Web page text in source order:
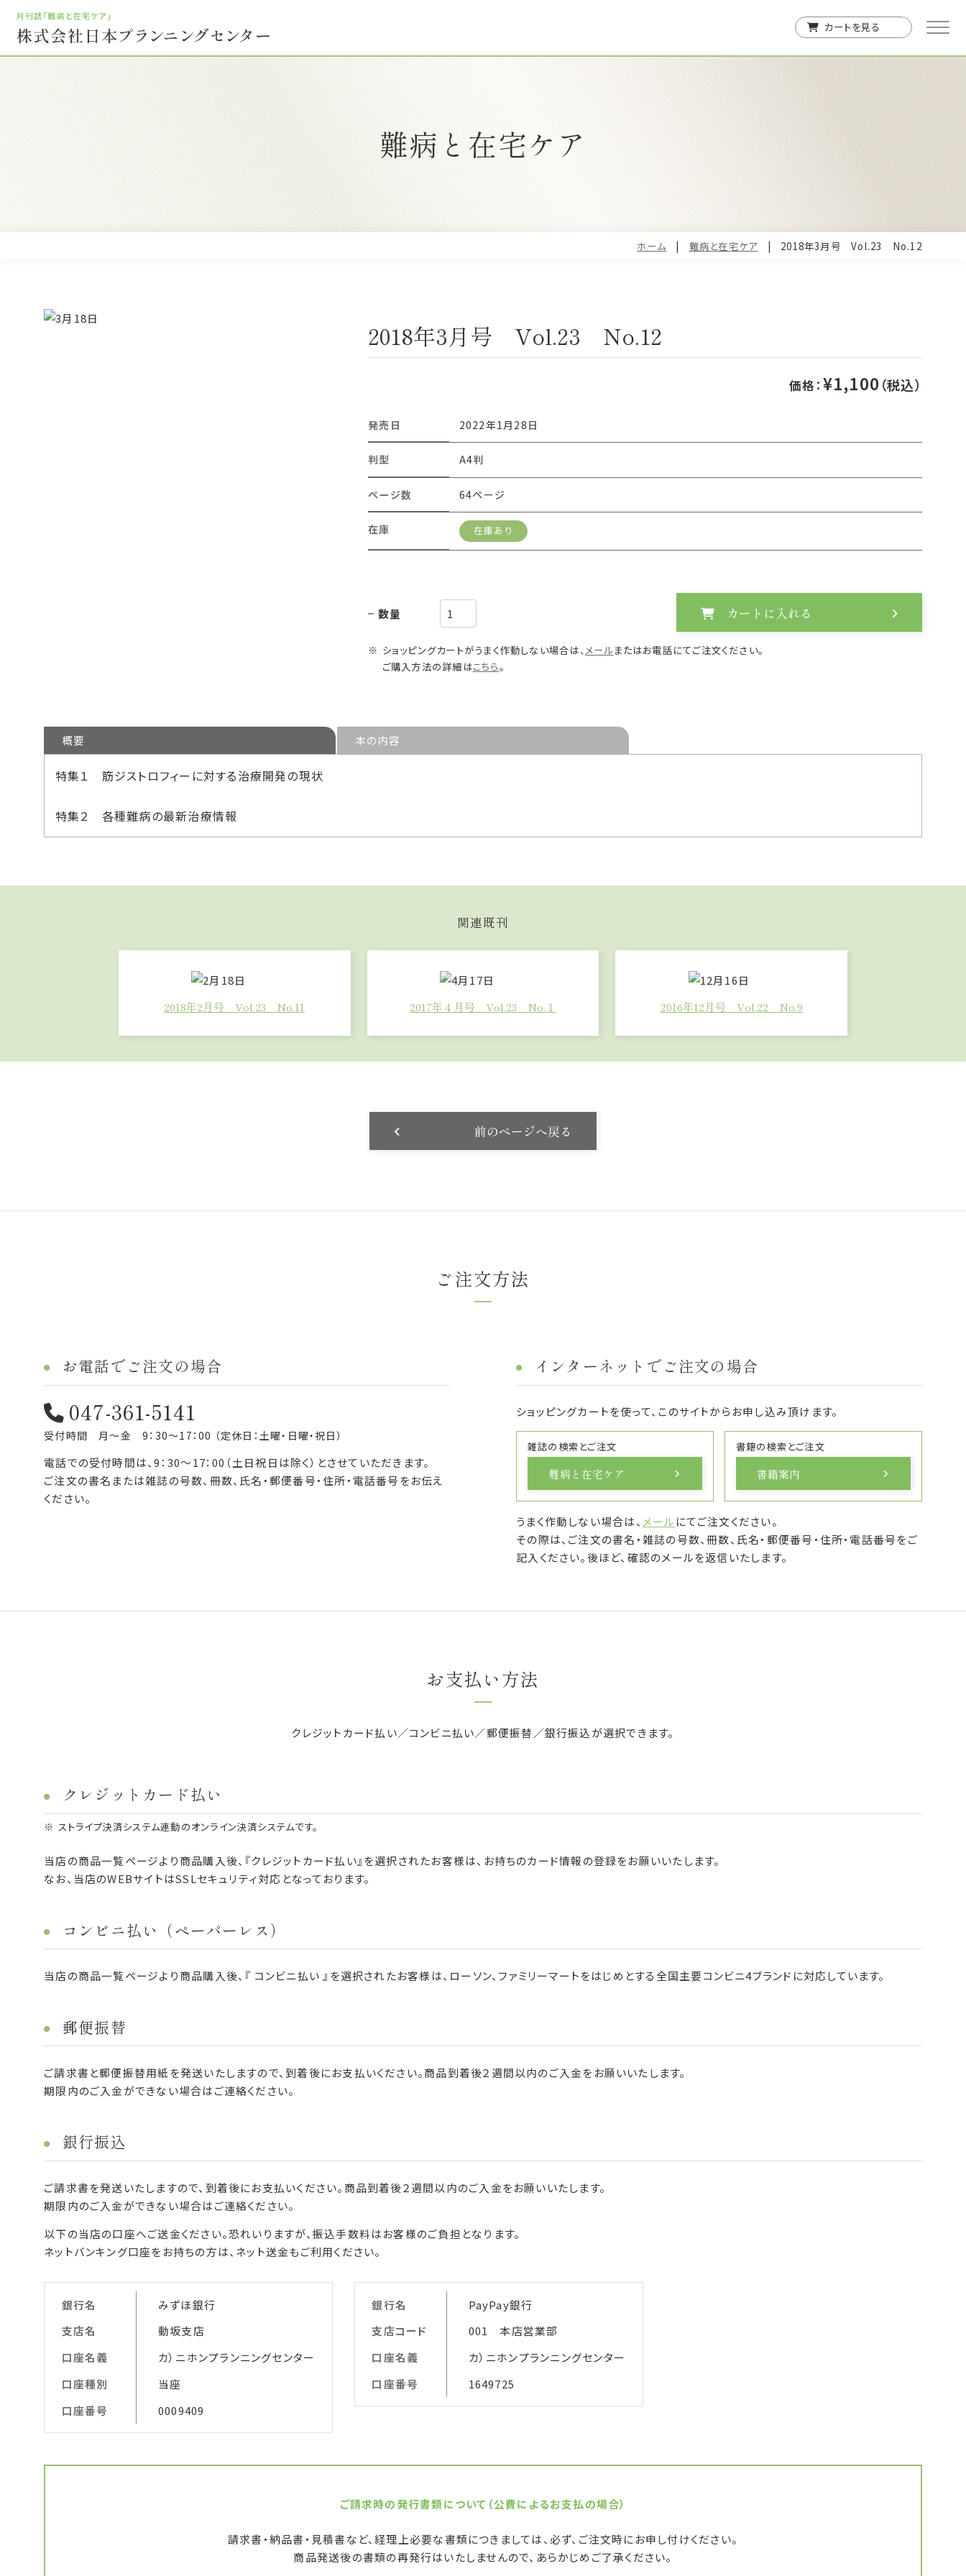
カートを見る
難病と在宅ケア
ホーム 難病と在宅ケア 2018年3月号 Vol.23 No.12
2018年3月号 Vol.23 No.12
価格： ¥1,100 （税込）
発売日 2022年1月28日
判型 A4判
ページ数 64ページ
在庫 在庫あり
数量 カートに入れる
ショッピングカートがうまく作動しない場合は、メールまたはお電話にてご注文ください。
ご購入方法の詳細はこちら。
概要 本の内容
特集１ 筋ジストロフィーに対する治療開発の現状
特集２ 各種難病の最新治療情報
関連既刊
2018年2月号 Vol.23 No.11 2017年４月号 Vol.23 No.１ 2016年12月号 Vol.22 No.9
前のページへ戻る
ご注文方法
お電話でご注文の場合
047-361-5141
受付時間 月～金 9：30～17：00 （定休日：土曜・日曜・祝日）
電話での受付時間は、9：30～17：00（土日祝日は除く）とさせていただきます。
ご注文の書名または雑誌の号数、冊数、氏名・郵便番号・住所・電話番号をお伝え
ください。
インターネットでご注文の場合
ショッピングカートを使って、このサイトからお申し込み頂けます。
雑誌の検索とご注文
難病と在宅ケア
書籍の検索とご注文
書籍案内
うまく作動しない場合は、 メール にてご注文ください。
その際は、ご注文の書名・雑誌の号数、冊数、氏名・郵便番号・住所・電話番号をご
記入ください。後ほど、確認のメールを返信いたします。
お支払い方法
クレジットカード払い／コンビニ払い／郵便振替／銀行振込が選択できます。
クレジットカード払い
ストライプ決済システム連動のオンライン決済システムです。
当店の商品一覧ページより商品購入後、『クレジットカード払い』を選択されたお客様は、お持ちのカード情報の登録をお願いいたします。
なお、当店のWEBサイトはSSLセキュリティ対応となっております。
コンビニ払い（ペーパーレス）
当店の商品一覧ページより商品購入後、『 コンビニ払い 』を選択されたお客様は、ローソン、ファミリーマートをはじめとする全国主要コンビニ4ブランドに対応しています。
郵便振替
ご請求書と郵便振替用紙を発送いたしますので、到着後にお支払いください。商品到着後２週間以内のご入金をお願いいたします。
期限内のご入金ができない場合はご連絡ください。
銀行振込
ご請求書を発送いたしますので、到着後にお支払いください。商品到着後２週間以内のご入金をお願いいたします。
期限内のご入金ができない場合はご連絡ください。
以下の当店の口座へご送金ください。恐れいりますが、振込手数料はお客様のご負担となります。
ネットバンキング口座をお持ちの方は、ネット送金もご利用ください。
銀行名
みずほ銀行
支店名
動坂支店
口座名義
カ）ニホンプランニングセンター
口座種別
当座
口座番号
0009409
銀行名
PayPay銀行
支店コード
001 本店営業部
口座名義
カ）ニホンプランニングセンター
口座番号
1649725
ご請求時の発行書類について （公費によるお支払の場合）
請求書・納品書・見積書など、経理上必要な書類につきましては、必ず、ご注文時にお申し付けください。
商品発送後の書類の再発行はいたしませんので、あらかじめご了承ください。